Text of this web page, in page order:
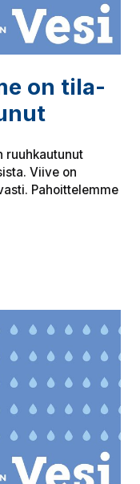
on ti­la­
ruuhkautunut
Viive on
Pahoittelemme